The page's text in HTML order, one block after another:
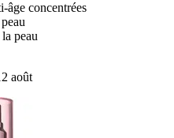
âge concentrées
peau
août